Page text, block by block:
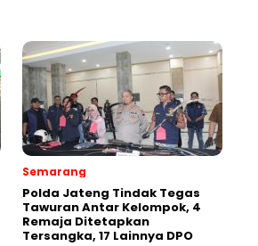
Semarang
Polda Jateng Tindak Tegas
Tawuran Antar Kelompok, 4
Remaja Ditetapkan
Tersangka, 17 Lainnya DPO